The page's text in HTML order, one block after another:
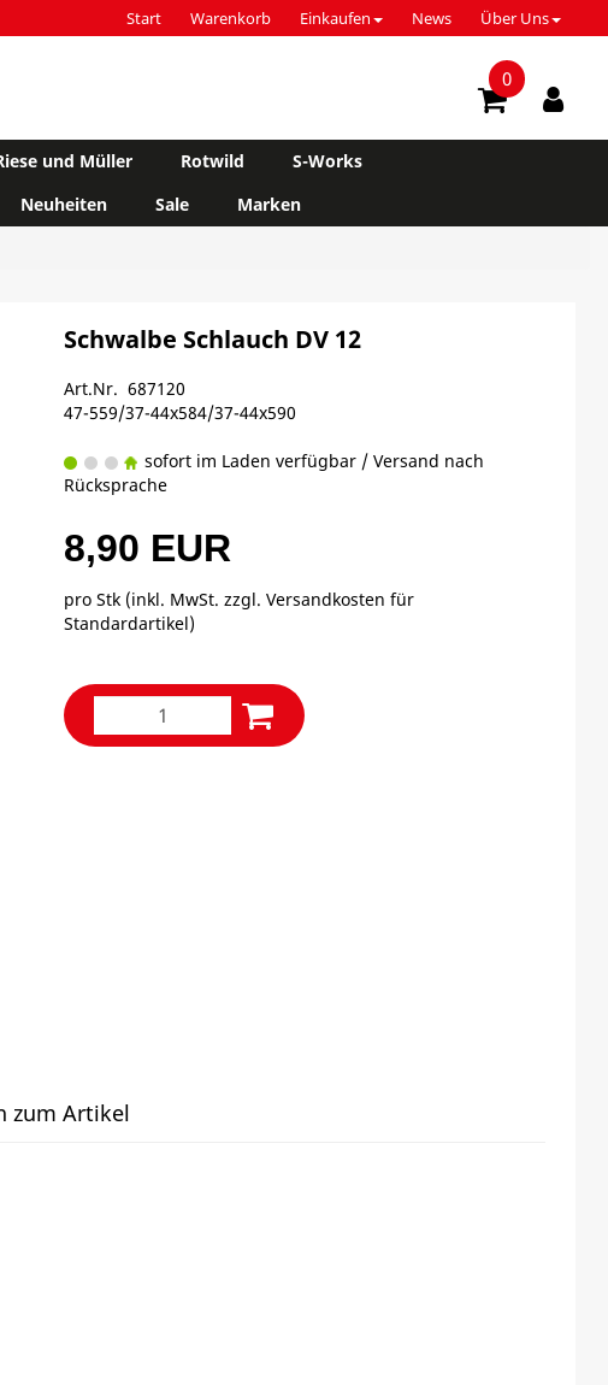
Start Warenkorb Einkaufen News Über Uns
0
und Müller Rotwild
S-Works
Neuheiten Sale
Marken
Schwalbe Schlauch DV 12
Art.Nr. 687120
47-559/37-44x584/37-44x590
sofort im Laden verfügbar / Versand nach
Rücksprache
8,90 EUR
pro Stk (inkl. MwSt. zzgl.Versandkosten für
Standardartikel)
zum Artikel